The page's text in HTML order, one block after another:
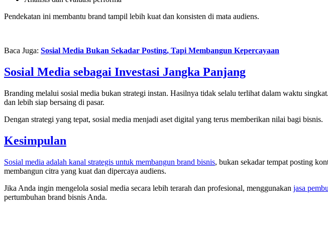
Pendekatan ini membantu brand tampil lebih kuat dan konsisten di mata audiens.
Baca Juga: Sosial Media Bukan Sekadar Posting, Tapi Membangun Kepercayaan
Sosial Media sebagai Investasi Jangka Panjang
Branding melalui sosial media bukan strategi instan. Hasilnya tidak selalu terlihat dalam waktu
dan lebih siap bersaing di pasar.
Dengan strategi yang tepat, sosial media menjadi aset digital yang terus memberikan nilai bagi bisnis.
Kesimpulan
Sosial media adalah kanal strategis untuk membangun brand bisnis, bukan sekadar tempat posting
membangun citra yang kuat dan dipercaya audiens.
Jika Anda ingin mengelola sosial media secara lebih terarah dan profesional, menggunakan jasa
pertumbuhan brand bisnis Anda.